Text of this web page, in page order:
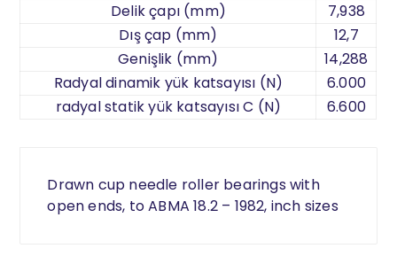
Delik çapı (mm)
7,938
Dış çap (mm)
12,7
Genişlik (mm)
14,288
Radyal dinamik yük katsayısı (N)
6.000
radyal statik yük katsayısı C (N)
6.600
Drawn cup needle roller bearings with
open ends, to ABMA 18.2 – 1982, inch sizes